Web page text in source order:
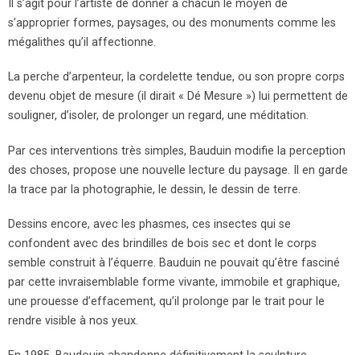
Il s’agit pour l’artiste de donner à chacun le moyen de
s’approprier formes, paysages, ou des monuments comme les
mégalithes qu’il affectionne.
La perche d’arpenteur, la cordelette tendue, ou son propre corps
devenu objet de mesure (il dirait « Dé Mesure ») lui permettent de
souligner, d’isoler, de prolonger un regard, une méditation.
Par ces interventions très simples, Bauduin modifie la perception
des choses, propose une nouvelle lecture du paysage. Il en garde
la trace par la photographie, le dessin, le dessin de terre.
Dessins encore, avec les phasmes, ces insectes qui se
confondent avec des brindilles de bois sec et dont le corps
semble construit à l’équerre. Bauduin ne pouvait qu’être fasciné
par cette invraisemblable forme vivante, immobile et graphique,
une prouesse d’effacement, qu’il prolonge par le trait pour le
rendre visible à nos yeux.